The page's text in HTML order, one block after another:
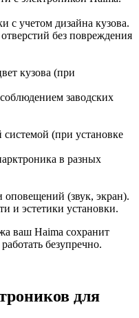
с учетом дизайна кузова.
без повреждения
кузова (при
заводских
(при установке
в разных
оповещений (звук, экран).
и эстетики установки.
ваш Haima сохранит
безупречно.
для